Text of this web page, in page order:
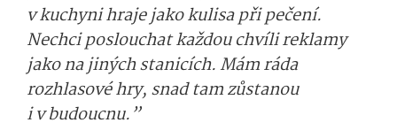
v kuchyni hraje jako kulisa při pečení.
Nechci poslouchat každou chvíli reklamy
jako na jiných stanicích. Mám ráda
rozhlasové hry, snad tam zůstanou
i v budoucnu.”